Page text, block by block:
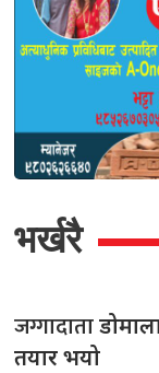
भर्खरै
जग्गादाता
तयार भयो